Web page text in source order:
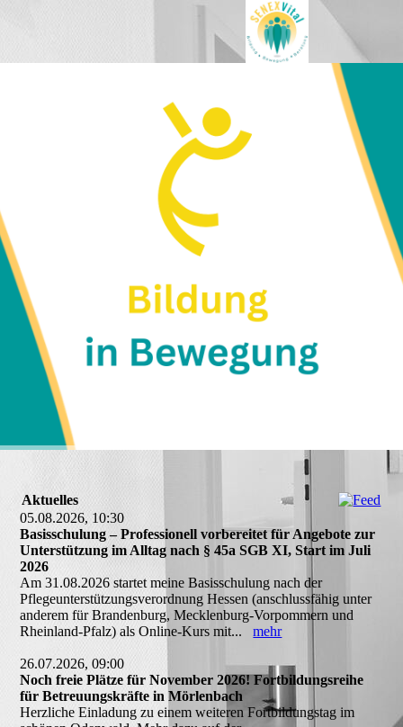
Aktuelles
05.08.2026, 10:30
Basisschulung – Professionell vorbereitet für Angebote zur
Unterstützung im Alltag nach § 45a SGB XI, Start im Juli
2026
Am 31.08.2026 startet meine Basisschulung nach der
Pflegeunterstützungsverordnung Hessen (anschlussfähig unter
anderem für Brandenburg, Mecklenburg-Vorpommern und
Rheinland-Pfalz) als Online-Kurs mit...mehr
26.07.2026, 09:00
Noch freie Plätze für November 2026! Fortbildungsreihe
für Betreuungskräfte in Mörlenbach
Herzliche Einladung zu einem weiteren Fortbildungstag im